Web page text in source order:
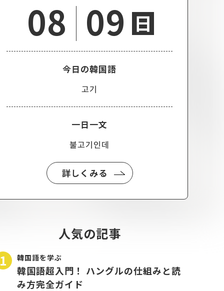
08 09 日
今日の韓国語
고기
一日一文
불고기인데
詳しくみる
人気の記事
韓国語を学ぶ
韓国語超入門！ ハングルの仕組みと読
み方完全ガイド